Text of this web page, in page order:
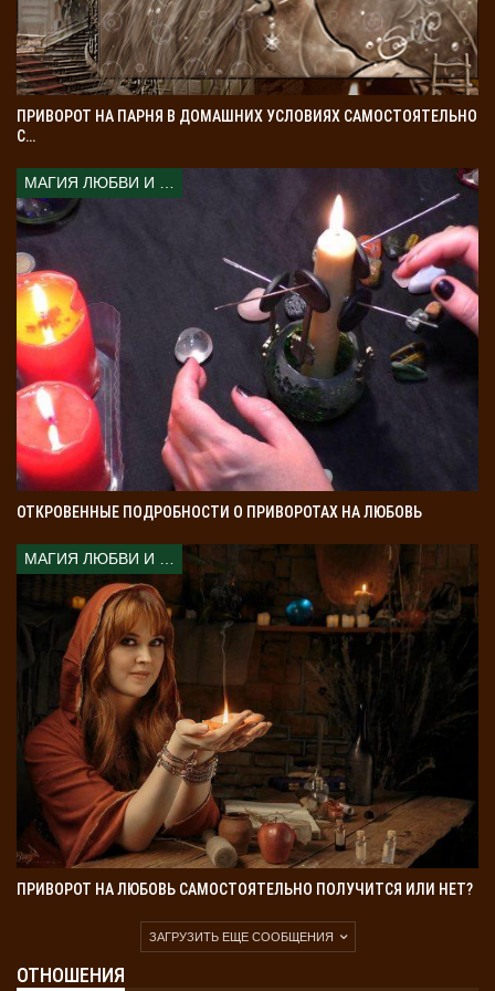
люди, которые вдруг стали лучшими друзьями.
Подлинные цели:Они хотят разделить ваш
успех. Не прикладывая усилий.
Что делать?Держите достижения при себе.
Настоящие друзья рядом независимо от ваших
Львы, ваша харизма и сила привлекают многих. Но
важно помнить о своих границах. Доверяйте только
тем, кто этого заслуживает. Следите за влиянием
планет и доверяйте интуиции. Пусть звезды ведут вас.
ПРИВОРОТ НА ПАРНЯ В ДОМАШНИХ УСЛОВИЯХ САМОСТОЯТЕЛЬНО
С…
ОТКРОВЕННЫЕ ПОДРОБНОСТИ О ПРИВОРОТАХ НА ЛЮБОВЬ
ПРИВОРОТ НА ЛЮБОВЬ САМОСТОЯТЕЛЬНО ПОЛУЧИТСЯ ИЛИ НЕТ?
ЗАГРУЗИТЬ ЕЩЕ СООБЩЕНИЯ
ОТНОШЕНИЯ